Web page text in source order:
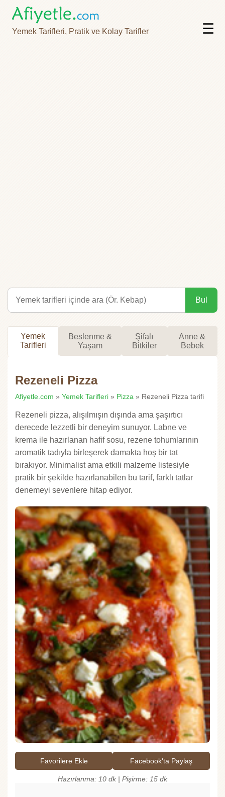
Yemek Tarifleri, Pratik ve Kolay Tarifler ☰
Bul
Yemek
Tarifleri
Beslenme &
Yaşam
Şifalı
Bitkiler
Anne &
Bebek
Rezeneli Pizza
Afiyetle.com » Yemek Tarifleri » Pizza » Rezeneli Pizza tarifi
Rezeneli pizza, alışılmışın dışında ama şaşırtıcı
derecede lezzetli bir deneyim sunuyor. Labne ve
krema ile hazırlanan hafif sosu, rezene tohumlarının
aromatik tadıyla birleşerek damakta hoş bir tat
bırakıyor. Minimalist ama etkili malzeme listesiyle
pratik bir şekilde hazırlanabilen bu tarif, farklı tatlar
denemeyi sevenlere hitap ediyor.
Favorilere Ekle Facebook'ta Paylaş
Hazırlanma: 10 dk | Pişirme: 15 dk